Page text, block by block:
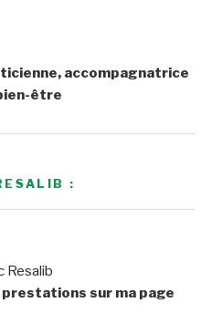
accompagnatrice
être
:
Resalib
sur ma page